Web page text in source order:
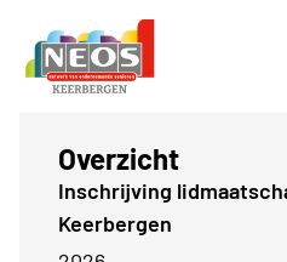
Overzicht
Inschrijving
Keerbergen